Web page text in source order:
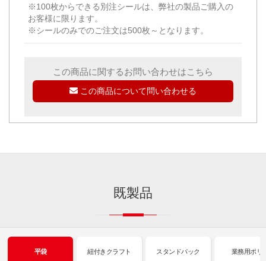
※100枚からできる別注シールは、弊社の製品ご購入の
お客様に限ります。
※シールのみでのご注文は500枚～となります。
この商品に関するお問い合わせはこちら
この商品について問い合わせる
既製品
平袋 紐付きクラフト スタンドパック 業務用ポリ